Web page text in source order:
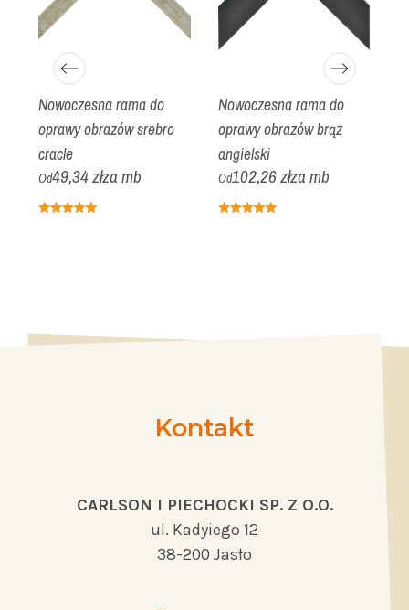
Nowoczesna rama do
oprawy obrazów srebro
cracle
Od49,34 złza mb
Nowoczesna rama do
oprawy obrazów brąz
angielski
Od102,26 złza mb
Kontakt
CARLSON I PIECHOCKI SP. Z O.O.
ul. Kadyiego 12
38-200 Jasło